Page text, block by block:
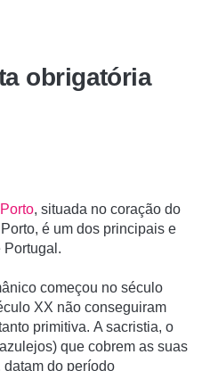
obrigatória
, situada no coração do
é um dos principais e
Portugal.
começou no século
XX não conseguiram
primitiva. A sacristia, o
que cobrem as suas
do período